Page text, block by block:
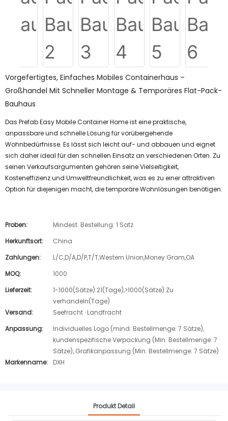
Vorgefertigtes, Einfaches Mobiles Containerhaus –
Großhandel Mit Schneller Montage & Temporäres Flat-Pack-
Bauhaus
Das Prefab Easy Mobile Container Home ist eine praktische,
anpassbare und schnelle Lösung für vorübergehende
Wohnbedürfnisse. Es lässt sich leicht auf- und abbauen und eignet
sich daher ideal für den schnellen Einsatz an verschiedenen Orten. Zu
seinen Verkaufsargumenten gehören seine Vielseitigkeit,
Kosteneffizienz und Umweltfreundlichkeit, was es zu einer attraktiven
Option für diejenigen macht, die temporäre Wohnlösungen benötigen.
Proben:
Mindest. Bestellung: 1 Satz
Herkunftsort:
China
Zahlungen:
L/C,D/A,D/P,T/T,Western Union,Money Gram,OA
MOQ:
1000
Lieferzeit:
1-1000(Sätze):21(Tage),>1000(Sätze):Zu
verhandeln(Tage)
Versand:
Seefracht · Landfracht
Anpassung:
Individuelles Logo (mind. Bestellmenge: 7 Sätze),
kundenspezifische Verpackung (Min. Bestellmenge: 7
Sätze), Grafikanpassung (Min. Bestellmenge: 7 Sätze)
Markenname:
DXH
Produkt Detail